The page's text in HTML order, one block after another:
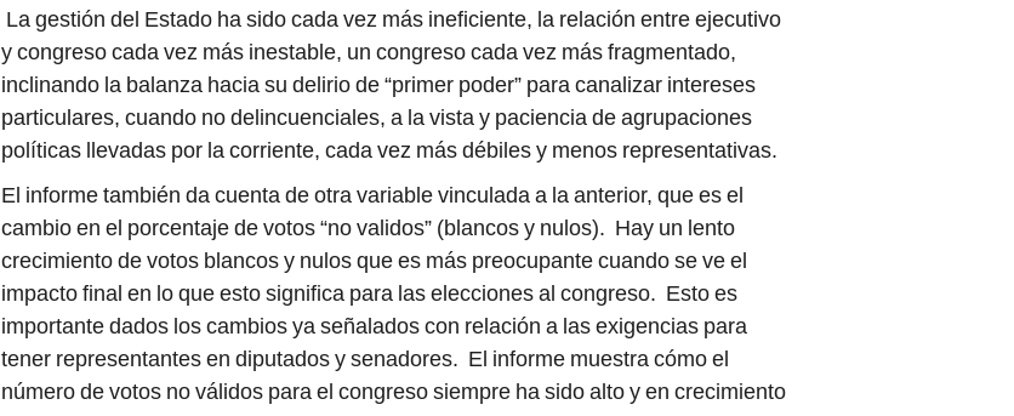
La gestión del Estado ha sido cada vez más ineficiente, la relación entre ejecutivo
y congreso cada vez más inestable, un congreso cada vez más fragmentado,
inclinando la balanza hacia su delirio de “primer poder” para canalizar intereses
particulares, cuando no delincuenciales, a la vista y paciencia de agrupaciones
políticas llevadas por la corriente, cada vez más débiles y menos representativas.
El informe también da cuenta de otra variable vinculada a la anterior, que es el
cambio en el porcentaje de votos “no validos” (blancos y nulos). Hay un lento
crecimiento de votos blancos y nulos que es más preocupante cuando se ve el
impacto final en lo que esto significa para las elecciones al congreso. Esto es
importante dados los cambios ya señalados con relación a las exigencias para
tener representantes en diputados y senadores. El informe muestra cómo el
número de votos no válidos para el congreso siempre ha sido alto y en crecimiento